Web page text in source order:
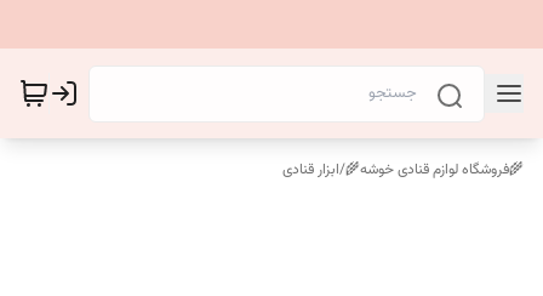
🌾فروشگاه لوازم قنادی خوشه🌾/ابزار قنادی